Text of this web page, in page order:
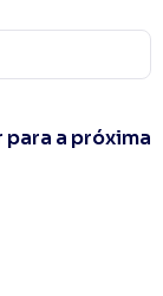
a próxima